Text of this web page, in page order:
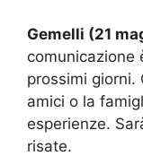
Gemelli (21
comunicazione
prossimi giorni.
amici o la
esperienze.
risate.